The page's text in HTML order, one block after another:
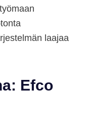
laajaa
Efco